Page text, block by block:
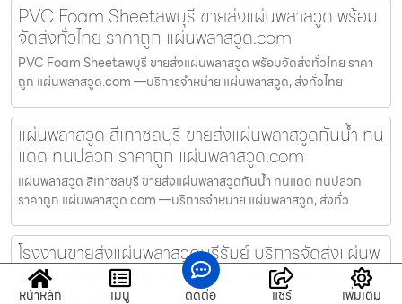
PVC Foam Sheetลพบุรี ขายส่งแผ่นพลาสวูด พร้อม
จัดส่งทั่วไทย ราคาถูก แผ่นพลาสวูด.com
PVC Foam Sheetลพบุรี ขายส่งแผ่นพลาสวูด พร้อมจัดส่งทั่วไทย ราคา
ถูก แผ่นพลาสวูด.com —บริการจำหน่าย แผ่นพลาสวูด, ส่งทั่วไทย
แผ่นพลาสวูด สีเทาชลบุรี ขายส่งแผ่นพลาสวูดกันน้ำ ทน
แดด ทนปลวก ราคาถูก แผ่นพลาสวูด.com
แผ่นพลาสวูด สีเทาชลบุรี ขายส่งแผ่นพลาสวูดกันน้ำ ทนแดด ทนปลวก
ราคาถูก แผ่นพลาสวูด.com —บริการจำหน่าย แผ่นพลาสวูด, ส่งทั่ว
โรงงานขายส่งแผ่นพลาสวูดบุรีรัมย์ บริการจัดส่งแผ่นพ
ลาสวูดขายส่งทั่วไทย ทุกจังหวัด ทุกภาค ราคาถูก แผ่
นพลาสวูด.com
หน้าหลัก เมนู ติดต่อ แชร์ เพิ่มเติม